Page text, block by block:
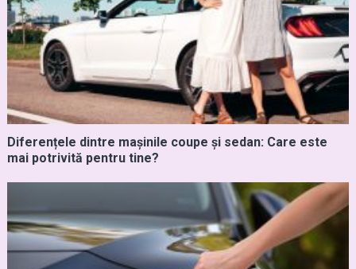
Diferențele dintre mașinile coupe și sedan: Care este
mai potrivită pentru tine?